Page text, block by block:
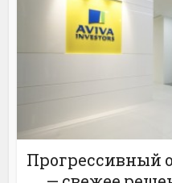
Прогрессивный